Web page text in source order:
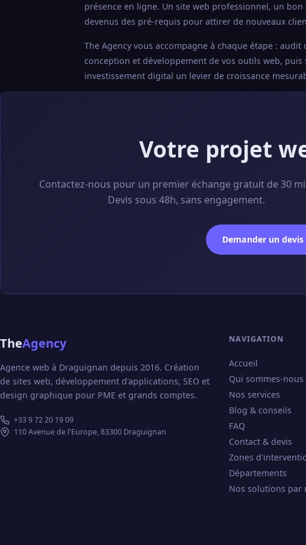
présence en ligne. Un site web professionnel, un
devenus des pré-requis pour attirer de nouveaux
The Agency vous accompagne à chaque étape :
conception et développement de vos outils web,
investissement digital un levier de croissance
Votre projet
Contactez-nous pour un premier échange gratuit de 30
Devis sous 48h, sans engagement.
Demander un
TheAgency
Agence web à Draguignan depuis 2016. Création
de sites web, développement d'applications, SEO et
design graphique pour PME et grands comptes.
+33 9 72 20 19 09
110 Avenue de l'Europe, 83300 Draguignan
NAVIGATION
Accueil
Qui sommes-nous
Nos services
Blog & conseils
FAQ
Contact & devis
Zones
Départements
Nos solutions par